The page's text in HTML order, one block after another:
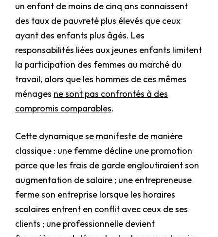
un enfant de moins de cinq ans connaissent
des taux de pauvreté plus élevés que ceux
ayant des enfants plus âgés. Les
responsabilités liées aux jeunes enfants limitent
la participation des femmes au marché du
travail, alors que les hommes de ces mêmes
ménages ne sont pas confrontés à des
compromis comparables.
Cette dynamique se manifeste de manière
classique : une femme décline une promotion
parce que les frais de garde engloutiraient son
augmentation de salaire ; une entrepreneuse
ferme son entreprise lorsque les horaires
scolaires entrent en conflit avec ceux de ses
clients ; une professionnelle devient